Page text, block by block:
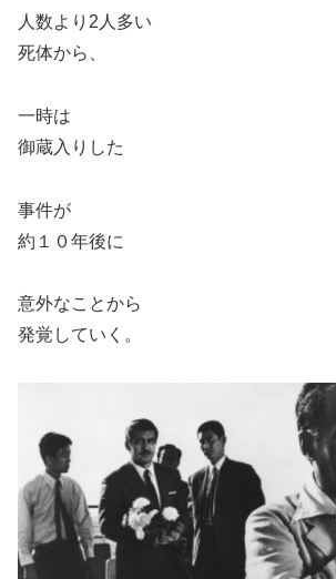
人数より2人多い
死体から、
一時は
御蔵入りした
事件が
約１０年後に
意外なことから
発覚していく。